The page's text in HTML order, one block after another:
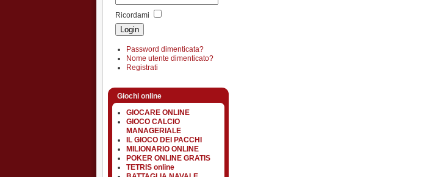
Ricordami
Password dimenticata?
Nome utente dimenticato?
Registrati
Giochi online
GIOCARE ONLINE
GIOCO CALCIO
MANAGERIALE
IL GIOCO DEI PACCHI
MILIONARIO ONLINE
POKER ONLINE GRATIS
TETRIS online